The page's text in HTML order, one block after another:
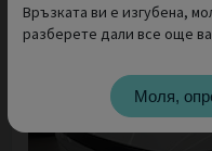
Връзката ви е изгубена,
разберете дали все още
Моля,